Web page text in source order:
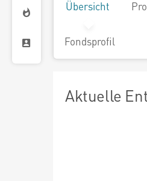
Übersicht
Fondsprofil
Aktuelle